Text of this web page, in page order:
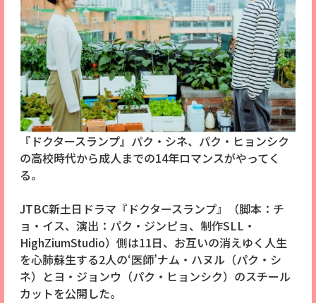
『ドクタースランプ』パク・シネ、パク・ヒョンシク
の高校時代から成人までの14年ロマンスがやってく
る。
JTBC新土日ドラマ『ドクタースランプ』（脚本：チ
ョ・イス、演出：パク・ジンピョ、制作SLL・
HighZiumStudio）側は11日、お互いの消えゆく人生
を心肺蘇生する2人の‘医師’ナム・ハヌル（パク・シ
ネ）とヨ・ジョンウ（パク・ヒョンシク）のスチール
カットを公開した。